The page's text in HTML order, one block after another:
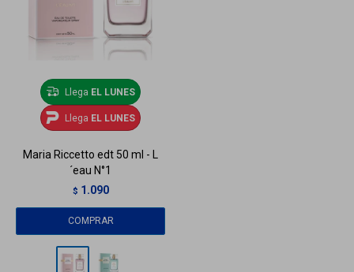
Llega EL LUNES
Llega EL LUNES
Maria Riccetto edt 50 ml - L
´eau N°1
$ 1.090